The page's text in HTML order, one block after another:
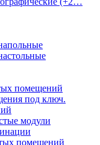
помещений
под ключ.
модули
помещений